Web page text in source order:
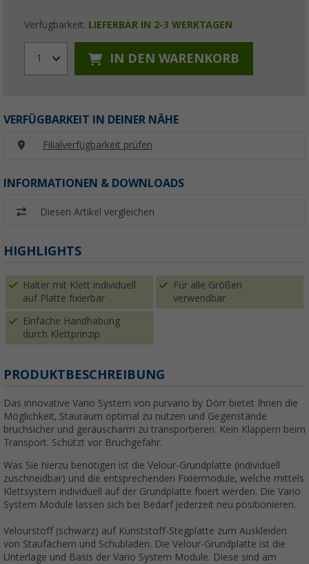
Verfügbarkeit: LIEFERBAR IN 2-3 WERKTAGEN
1 IN DEN WARENKORB
VERFÜGBARKEIT IN DEINER NÄHE
Filialverfügbarkeit prüfen
INFORMATIONEN & DOWNLOADS
Diesen Artikel vergleichen
HIGHLIGHTS
Halter mit Klett individuell
auf Platte fixierbar
Für alle Größen
verwendbar
Einfache Handhabung
durch Klettprinzip
PRODUKTBESCHREIBUNG
Das innovative Vario System von purvario by Dörr bietet Ihnen die
Möglichkeit, Stauraum optimal zu nutzen und Gegenstände
bruchsicher und geräuscharm zu transportieren. Kein Klappern beim
Transport. Schützt vor Bruchgefahr.
Was Sie hierzu benötigen ist die Velour-Grundplatte (individuell
zuschneidbar) und die entsprechenden Fixiermodule, welche mittels
Klettsystem individuell auf der Grundplatte fixiert werden. Die Vario
System Module lassen sich bei Bedarf jederzeit neu positionieren.
Velourstoff (schwarz) auf Kunststoff-Stegplatte zum Auskleiden
von Staufächern und Schubladen. Die Velour-Grundplatte ist die
Unterlage und Basis der Vario System Module. Diese sind am